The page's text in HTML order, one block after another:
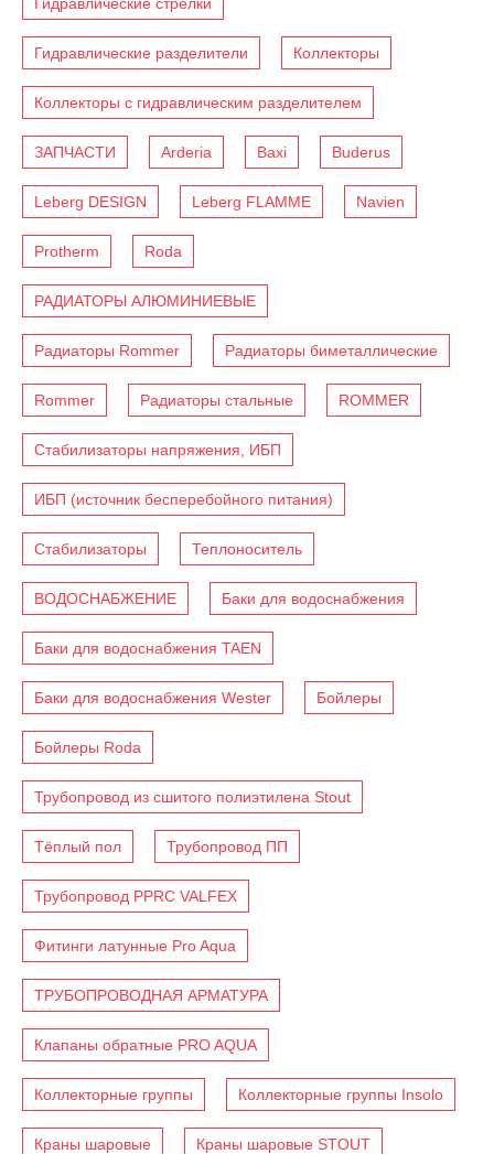
Гидравлические разделители Коллекторы
Коллекторы с гидравлическим разделителем
ЗАПЧАСТИ Arderia Baxi Buderus
Leberg DESIGN Leberg FLAMME Navien
Protherm Roda
РАДИАТОРЫ АЛЮМИНИЕВЫЕ
Радиаторы Rommer Радиаторы биметаллические
Rommer Радиаторы стальные ROMMER
Стабилизаторы напряжения, ИБП
ИБП (источник бесперебойного питания)
Стабилизаторы Теплоноситель
ВОДОСНАБЖЕНИЕ Баки для водоснабжения
Баки для водоснабжения TAEN
Баки для водоснабжения Wester Бойлеры
Бойлеры Roda
Трубопровод из сшитого полиэтилена Stout
Тёплый пол Трубопровод ПП
Трубопровод PPRC VALFEX
Фитинги латунные Pro Aqua
ТРУБОПРОВОДНАЯ АРМАТУРА
Клапаны обратные PRO AQUA
Коллекторные группы Коллекторные группы Insolo
Краны шаровые Краны шаровые STOUT